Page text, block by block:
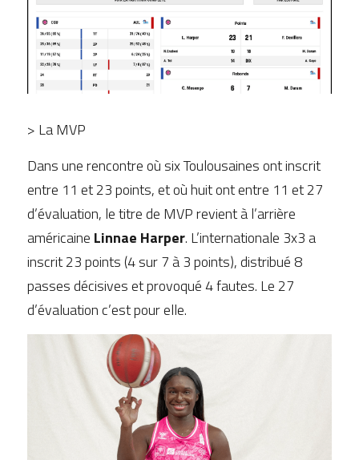
> La MVP
Dans une rencontre où six Toulousaines ont inscrit
entre 11 et 23 points, et où huit ont entre 11 et 27
d’évaluation, le titre de MVP revient à l’arrière
américaine Linnae Harper. L’internationale 3x3 a
inscrit 23 points (4 sur 7 à 3 points), distribué 8
passes décisives et provoqué 4 fautes. Le 27
d’évaluation c’est pour elle.